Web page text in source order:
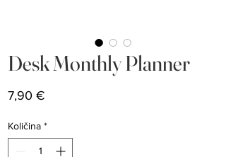
Desk Monthly Planner
7,90 €
Količina *